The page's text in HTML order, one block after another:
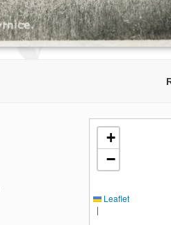
+
−
Leaflet
|